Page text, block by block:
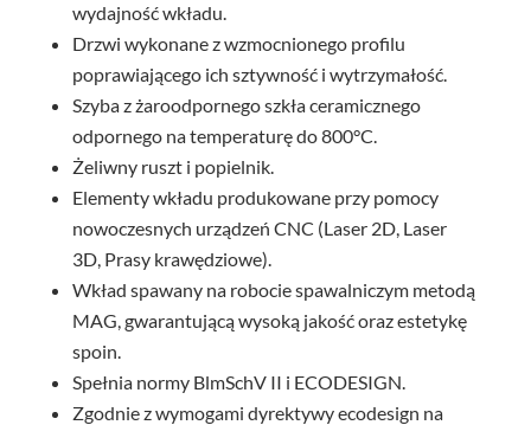
wydajność wkładu.
Drzwi wykonane z wzmocnionego profilu
poprawiającego ich sztywność i wytrzymałość.
Szyba z żaroodpornego szkła ceramicznego
odpornego na temperaturę do 800°C.
Żeliwny ruszt i popielnik.
Elementy wkładu produkowane przy pomocy
nowoczesnych urządzeń CNC (Laser 2D, Laser
3D, Prasy krawędziowe).
Wkład spawany na robocie spawalniczym metodą
MAG, gwarantującą wysoką jakość oraz estetykę
spoin.
Spełnia normy BlmSchV II i ECODESIGN.
Zgodnie z wymogami dyrektywy ecodesign na